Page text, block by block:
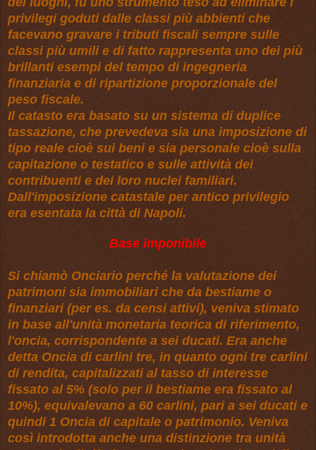
privilegi goduti dalle classi più abbienti che
facevano gravare i tributi fiscali sempre sulle
classi più umili e di fatto rappresenta uno dei più
brillanti esempi del tempo di ingegneria
finanziaria e di ripartizione proporzionale del
peso fiscale.
Il catasto era basato su un sistema di duplice
tassazione, che prevedeva sia una imposizione di
tipo reale cioè sui beni e sia personale cioè sulla
capitazione o testatico e sulle attività dei
contribuenti e dei loro nuclei familiari.
Dall'imposizione catastale per antico privilegio
era esentata la città di Napoli.
Base imponibile
Si chiamò Onciario perché la valutazione dei
patrimoni sia immobiliari che da bestiame o
finanziari (per es. da censi attivi), veniva stimato
in base all'unità monetaria teorica di riferimento,
l'oncia, corrispondente a sei ducati. Era anche
detta Oncia di carlini tre, in quanto ogni tre carlini
di rendita, capitalizzati al tasso di interesse
fissato al 5% (solo per il bestiame era fissato al
10%), equivalevano a 60 carlini, pari a sei ducati e
quindi 1 Oncia di capitale o patrimonio. Veniva
così introdotta anche una distinzione tra unità